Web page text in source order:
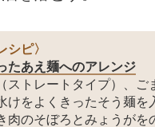
シピ〉
たあえ麺へのアレンジ
ストレートタイプ）、ご
けをよくきったそう麺を
肉のそぼろとみょうがを